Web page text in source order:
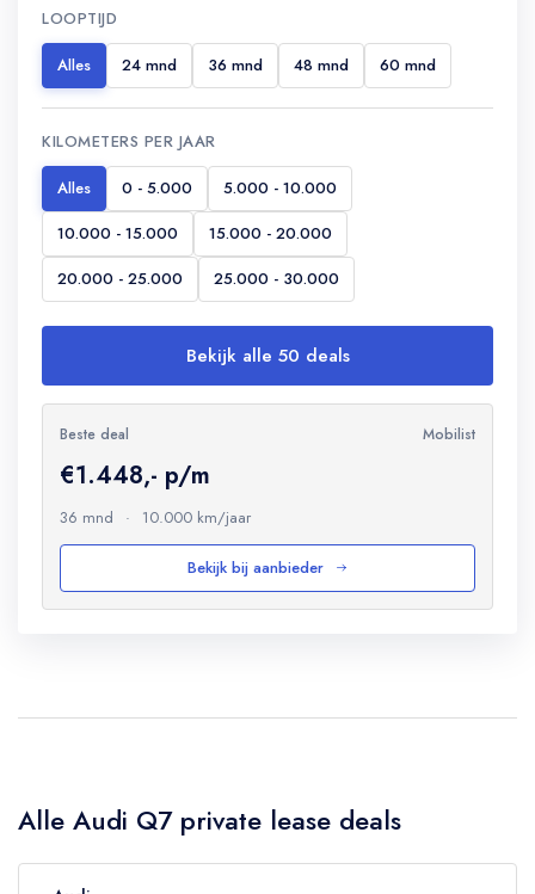
LOOPTIJD
Alles 24 mnd 36 mnd 48 mnd 60 mnd
KILOMETERS PER JAAR
Alles 0 - 5.000
5.000 - 10.000
10.000 - 15.000
15.000 - 20.000
20.000 - 25.000
25.000 - 30.000
Bekijk alle 50 deals
Beste deal Mobilist
€1.448,- p/m
36 mnd · 10.000 km/jaar
Bekijk bij aanbieder
Alle Audi Q7 private lease deals